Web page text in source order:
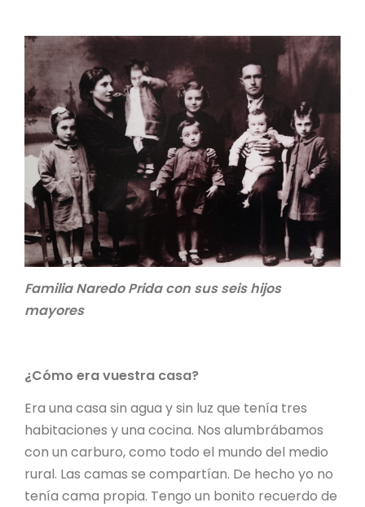
Familia Naredo Prida con sus seis hijos
mayores
¿Cómo era vuestra casa?
Era una casa sin agua y sin luz que tenía tres
habitaciones y una cocina. Nos alumbrábamos
con un carburo, como todo el mundo del medio
rural. Las camas se compartían. De hecho yo no
tenía cama propia. Tengo un bonito recuerdo de